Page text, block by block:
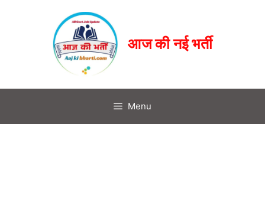
आज की नई भर्ती
Menu